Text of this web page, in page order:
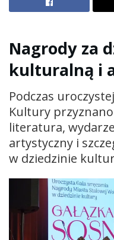
Nagrody za
kulturalną i
Podczas
Kultury
literatura,
artystyczny i
w dziedzinie